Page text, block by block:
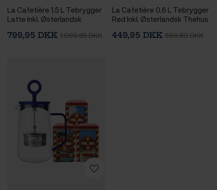
La Cafetière 1,5 L Tebrygger
Latte Inkl. Østerlandsk
799,95 DKK 1.099,85 DKK
La Cafetière 0,6 L Tebrygger
Rød Inkl. Østerlandsk Thehus
449,95 DKK 569,80 DKK